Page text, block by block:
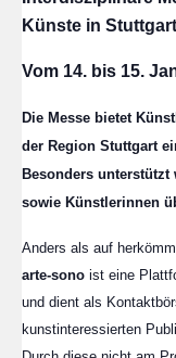
Künste in Stuttgart
Vom 14. bis 15.
Die Messe bietet
der Region Stuttgart
Besonders
sowie Künstlerinnen
Anders als auf
arte-sono ist eine
und dient als
kunstinteressierten